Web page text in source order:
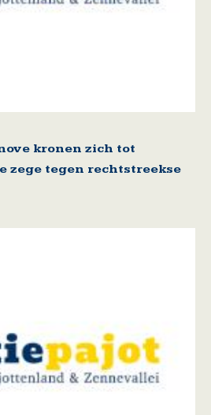
kronen zich tot
zege tegen rechtstreekse